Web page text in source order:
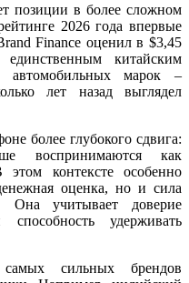
позиции в более сложном
2026 года впервые
Finance оценил в $3,45
китайским
автомобильных марок –
лет назад выглядел
более глубокого сдвига:
воспринимаются как
этом контексте особенно
оценка, но и сила
Она учитывает доверие
способность удерживать
сильных брендов